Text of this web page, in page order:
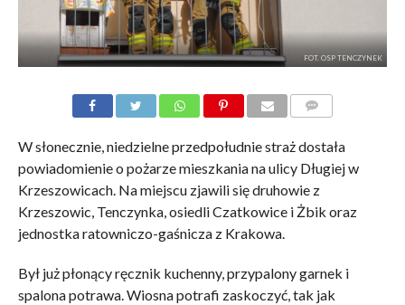
FOT. OSP TENCZYNEK
W słonecznie, niedzielne przedpołudnie straż dostała
powiadomienie o pożarze mieszkania na ulicy Długiej w
Krzeszowicach. Na miejscu zjawili się druhowie z
Krzeszowic, Tenczynka, osiedli Czatkowice i Żbik oraz
jednostka ratowniczo-gaśnicza z Krakowa.
Był już płonący ręcznik kuchenny, przypalony garnek i
spalona potrawa. Wiosna potrafi zaskoczyć, tak jak